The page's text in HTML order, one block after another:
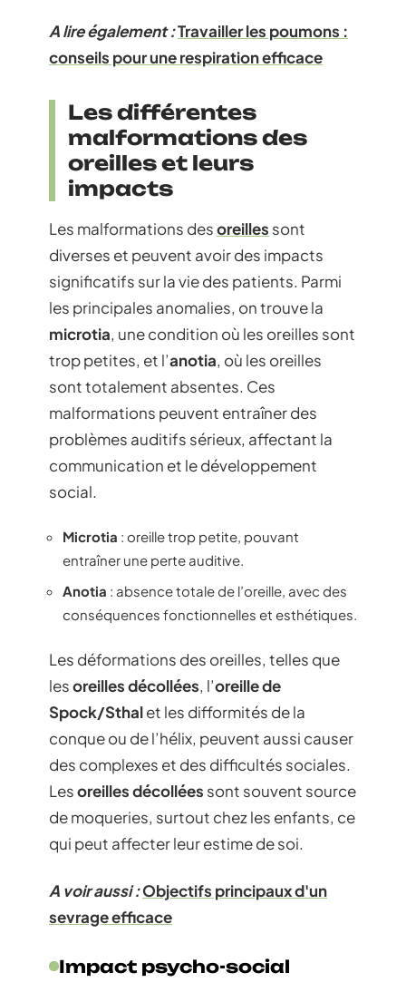
A lire également :Travailler les poumons :
conseils pour une respiration efficace
Les différentes
malformations des
oreilles et leurs
impacts
Les malformations desoreilles sont
diverses et peuvent avoir des impacts
significatifs sur la vie des patients. Parmi
les principales anomalies, on trouve la
microtia, une condition où les oreilles sont
trop petites, et l’anotia, où les oreilles
sont totalement absentes. Ces
malformations peuvent entraîner des
problèmes auditifs sérieux, affectant la
communication et le développement
social.
Microtia : oreille trop petite, pouvant
entraîner une perte auditive.
Anotia : absence totale de l’oreille, avec des
conséquences fonctionnelles et esthétiques.
Les déformations des oreilles, telles que
lesoreilles décollées, l’oreille de
Spock/Sthalet les difformités de la
conque ou de l’hélix, peuvent aussi causer
des complexes et des difficultés sociales.
Lesoreilles décollées sont souvent source
de moqueries, surtout chez les enfants, ce
qui peut affecter leur estime de soi.
A voir aussi :Objectifs principaux d'un
sevrage efficace
Impact psycho-social